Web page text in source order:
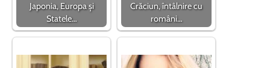
Japonia, Europa și
Statele…
Crăciun, întâlnire cu
români…